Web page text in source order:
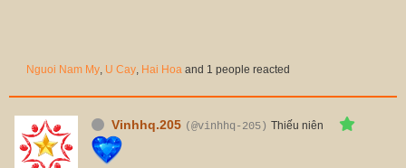
Nguoi Nam My U Cay Hai Hoa and 1 people reacted
Vinhhq.205 (@vinhhq-205) Thiếu niên